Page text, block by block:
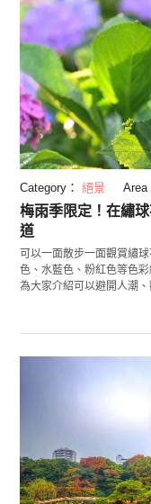
Category： 絕景 Area
梅雨季限定！在繡
道
可以一面散步一面觀賞繡
色、水藍色、粉紅色等色
為大家介紹可以避開人潮